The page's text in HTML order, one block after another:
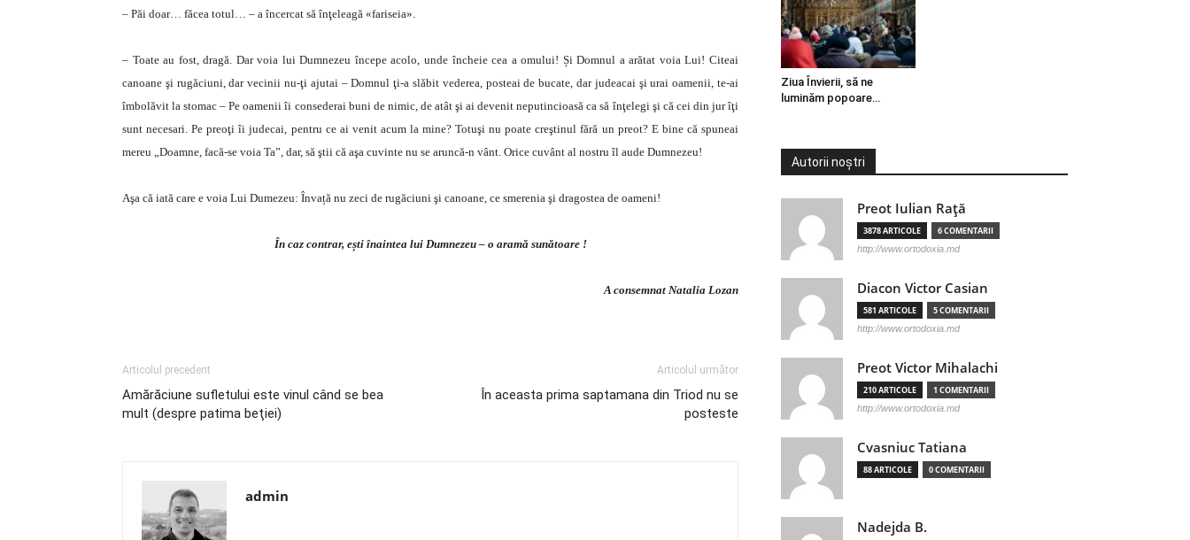
– Păi doar… făcea totul… – a încercat să înţeleagă «fariseia».
– Toate au fost, dragă. Dar voia lui Dumnezeu începe acolo, unde încheie cea a omului! Și Domnul a arătat voia Lui! Citeai
canoane şi rugăciuni, dar vecinii nu-ţi ajutai – Domnul ţi-a slăbit vederea, posteai de bucate, dar judeacai şi urai oamenii, te-ai
îmbolăvit la stomac – Pe oamenii îi consederai buni de nimic, de atât şi ai devenit neputincioasă ca să înţelegi şi că cei din jur îţi
sunt necesari. Pe preoţi îi judecai, pentru ce ai venit acum la mine? Totuşi nu poate creştinul fără un preot? E bine că spuneai
mereu „Doamne, facă-se voia Ta”, dar, să ştii că aşa cuvinte nu se aruncă-n vânt. Orice cuvânt al nostru îl aude Dumnezeu!
Aşa că iată care e voia Lui Dumezeu: Învață nu zeci de rugăciuni şi canoane, ce smerenia şi dragostea de oameni!
În caz contrar, ești înaintea lui Dumnezeu – o aramă sunătoare !
A consemnat Natalia Lozan
Articolul precedent
Amărăciune sufletului este vinul când se bea
mult (despre patima beţiei)
Articolul următor
În aceasta prima saptamana din Triod nu se
posteste
admin
Ziua Învierii, să ne
luminăm popoare…
Autorii noștri
Preot Iulian Raţă
3878 ARTICOLE 6 COMENTARII
http://www.ortodoxia.md
Diacon Victor Casian
581 ARTICOLE 5 COMENTARII
http://www.ortodoxia.md
Preot Victor Mihalachi
210 ARTICOLE 1 COMENTARII
http://www.ortodoxia.md
Cvasniuc Tatiana
88 ARTICOLE 0 COMENTARII
Nadejda B.